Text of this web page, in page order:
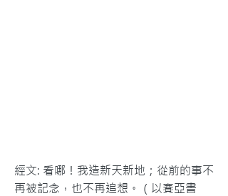
經文: 看哪！我造新天新地；從前的事不
再被記念，也不再追想。（以賽亞書